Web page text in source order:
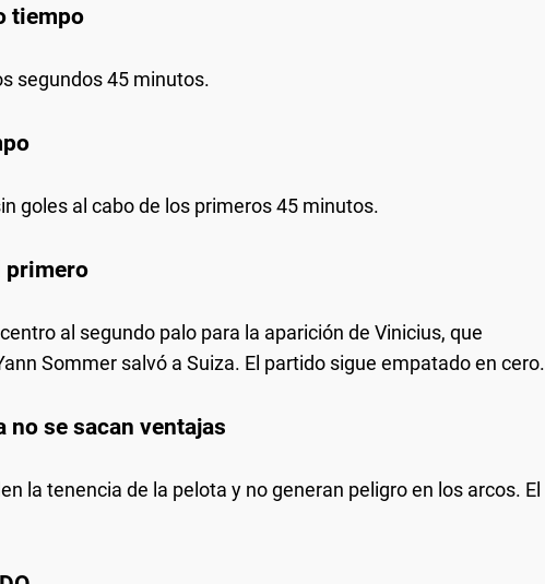
tiempo
segundos 45 minutos.
goles al cabo de los primeros 45 minutos.
primero
al segundo palo para la aparición de Vinicius, que
Sommer salvó a Suiza. El partido sigue empatado en cero.
no se sacan ventajas
la tenencia de la pelota y no generan peligro en los arcos. El